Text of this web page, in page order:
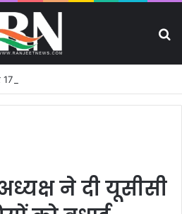
ने दी यूसीसी